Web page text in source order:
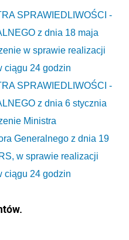
SPRAWIEDLIWOŚCI -
z dnia 18 maja
w sprawie realizacji
ciągu 24 godzin
SPRAWIEDLIWOŚCI -
z dnia 6 stycznia
Ministra
Generalnego z dnia 19
w sprawie realizacji
ciągu 24 godzin